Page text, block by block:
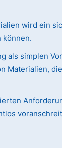
wird ein
können.
als simplen
Materialien,